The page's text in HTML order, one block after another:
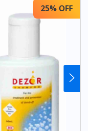
25% OFF